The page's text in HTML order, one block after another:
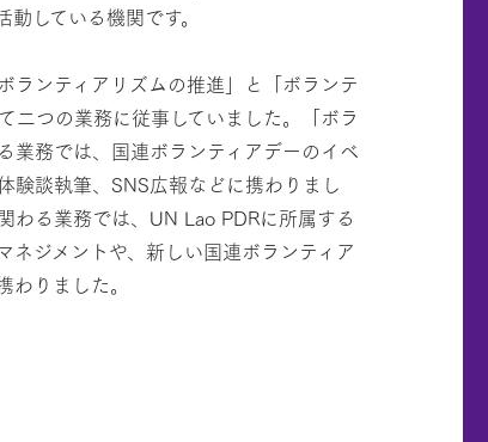
している機関です。
ランティアリズムの推進」と「ボランテ
二つの業務に従事していました。「ボラ
業務では、国連ボランティアデーのイベ
験談執筆、SNS広報などに携わりまし
わる業務では、UN Lao PDRに所属する
ネジメントや、新しい国連ボランティア
りました。